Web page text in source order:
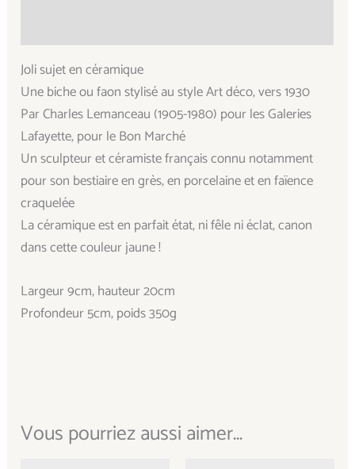
Joli sujet en céramique
Une biche ou faon stylisé au style Art déco, vers 1930
Par Charles Lemanceau (1905-1980) pour les Galeries
Lafayette, pour le Bon Marché
Un sculpteur et céramiste français connu notamment
pour son bestiaire en grès, en porcelaine et en faïence
craquelée
La céramique est en parfait état, ni fêle ni éclat, canon
dans cette couleur jaune !
Largeur 9cm, hauteur 20cm
Profondeur 5cm, poids 350g
Vous pourriez aussi aimer...